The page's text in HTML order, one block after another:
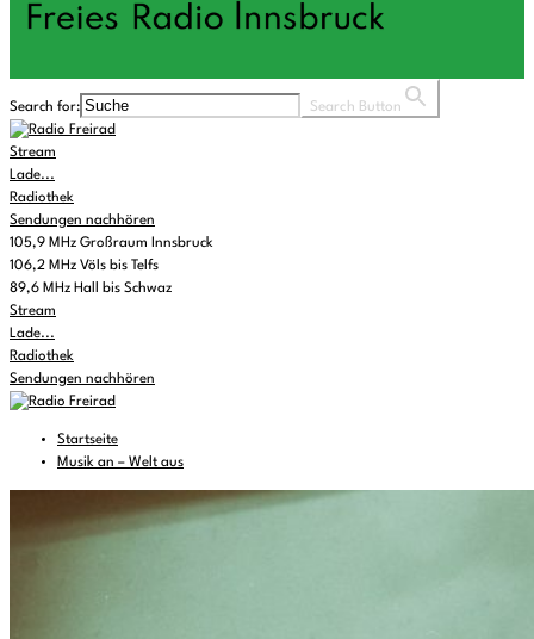
Search for: Search Button
Stream
Lade...
Radiothek
Sendungen nachhören
105,9 MHz Großraum Innsbruck
106,2 MHz Völs bis Telfs
89,6 MHz Hall bis Schwaz
Stream
Lade...
Radiothek
Sendungen nachhören
Startseite
Musik an – Welt aus